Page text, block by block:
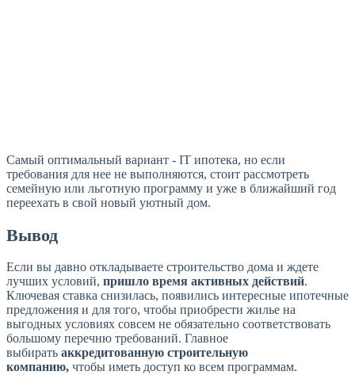
Самый оптимальный вариант - IT ипотека, но если
требования для нее не выполняются, стоит рассмотреть
семейную или льготную программу и уже в ближайший год
переехать в свой новый уютный дом.
Вывод
Если вы давно откладываете строительство дома и ждете
лучших условий, пришло время активных действий.
Ключевая ставка снизилась, появились интересные ипотечные
предложения и для того, чтобы приобрести жилье на
выгодных условиях совсем не обязательно соответствовать
большому перечню требований. Главное
выбирать аккредитованную строительную
компанию, чтобы иметь доступ ко всем программам.